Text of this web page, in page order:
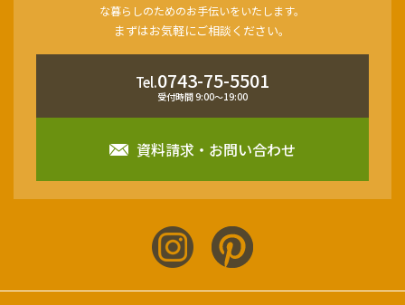
な暮らしのためのお手伝いをいたします。
まずはお気軽にご相談ください。
Tel.0743-75-5501
受付時間 9:00〜19:00
資料請求・お問い合わせ